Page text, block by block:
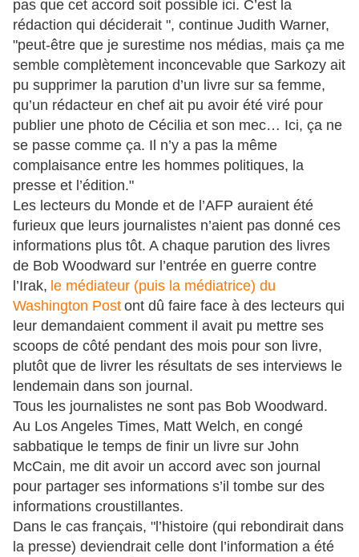
pas que cet accord soit possible ici. C’est la
rédaction qui déciderait ", continue Judith Warner,
"peut-être que je surestime nos médias, mais ça me
semble complètement inconcevable que Sarkozy ait
pu supprimer la parution d’un livre sur sa femme,
qu’un rédacteur en chef ait pu avoir été viré pour
publier une photo de Cécilia et son mec… Ici, ça ne
se passe comme ça. Il n’y a pas la même
complaisance entre les hommes politiques, la
presse et l’édition."
Les lecteurs du Monde et de l’AFP auraient été
furieux que leurs journalistes n’aient pas donné ces
informations plus tôt. A chaque parution des livres
de Bob Woodward sur l’entrée en guerre contre
l’Irak, le médiateur (puis la médiatrice) du
Washington Post ont dû faire face à des lecteurs qui
leur demandaient comment il avait pu mettre ses
scoops de côté pendant des mois pour son livre,
plutôt que de livrer les résultats de ses interviews le
lendemain dans son journal.
Tous les journalistes ne sont pas Bob Woodward.
Au Los Angeles Times, Matt Welch, en congé
sabbatique le temps de finir un livre sur John
McCain, me dit avoir un accord avec son journal
pour partager ses informations s’il tombe sur des
informations croustillantes.
Dans le cas français, "l’histoire (qui rebondirait dans
la presse) deviendrait celle dont l’information a été